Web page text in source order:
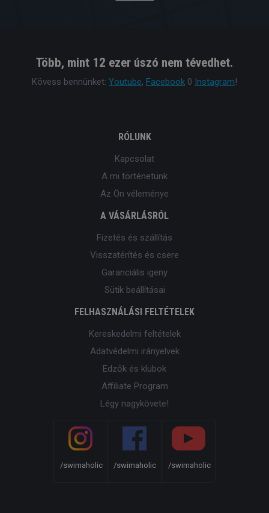
Több, mint 12 ezer úszó nem tévedhet.
Kövess bennünket: Youtube, Facebook 0 Instagram!
RÓLUNK
Kapcsolat
A mi történetünk
Az Ön véleménye
A VÁSÁRLÁSRÓL
Fizetés és szállítás
Visszatérítés és csere
Garanciális igeny
Sütik beállításai
FELHASZNÁLÁSI FELTÉTELEK
Kereskedelmi feltételek
Adatvédelmi irányelvek
Edzők és klubok
Affiliate Program
Légy nagykövete!
/swimaholic /swimaholic /swimaholic